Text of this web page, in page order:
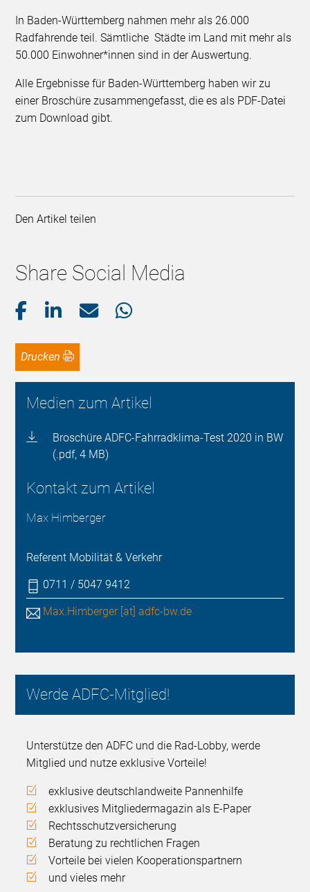
In Baden-Württemberg nahmen mehr als 26.000
Radfahrende teil. Sämtliche Städte im Land mit mehr als
50.000 Einwohner*innen sind in der Auswertung.
Alle Ergebnisse für Baden-Württemberg haben wir zu
einer Broschüre zusammengefasst, die es als PDF-Datei
zum Download gibt.
Den Artikel teilen
Share Social Media
Drucken
Medien zum Artikel
Broschüre ADFC-Fahrradklima-Test 2020 in BW
(.pdf, 4 MB)
Kontakt zum Artikel
Max Himberger
Referent Mobilität & Verkehr
0711 / 5047 9412
Max.Himberger [at] adfc-bw.de
Werde ADFC-Mitglied!
Unterstütze den ADFC und die Rad-Lobby, werde
Mitglied und nutze exklusive Vorteile!
exklusive deutschlandweite Pannenhilfe
exklusives Mitgliedermagazin als E-Paper
Rechtsschutzversicherung
Beratung zu rechtlichen Fragen
Vorteile bei vielen Kooperationspartnern
und vieles mehr